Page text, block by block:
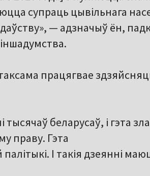
супраць цывільнага
— адзначыў ён,
працягвае
беларусаў, і гэта
праву. Гэта
І такія дзеянні